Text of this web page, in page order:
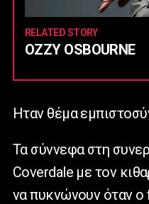
RELATED STORY
OZZY OSBOURNE
Ηταν θέμα
Τα σύννεφα στη
Coverdale με τον
να πυκνώνουν όταν